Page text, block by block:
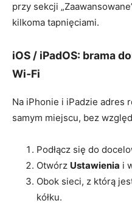
przy sekcji
kilkoma tapnięciami.
iOS / iPadOS: brama
Wi‑Fi
Na iPhonie i iPadzie adres
samym miejscu, bez
Podłącz się do
Otwórz Ustawienia i
Obok sieci, z którą
kółku.